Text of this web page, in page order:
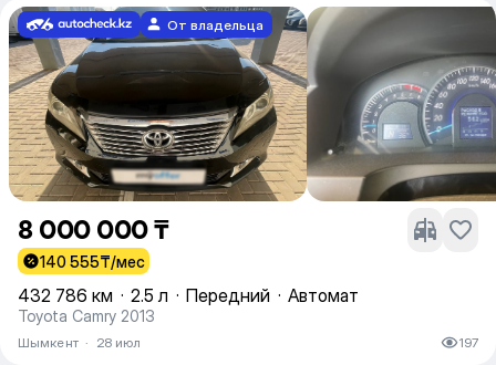
От владельца
8 000 000 ₸
140 555₸/мес
432 786 км · 2.5 л · Передний · Автомат
Toyota Camry 2013
Шымкент · 28 июл 197